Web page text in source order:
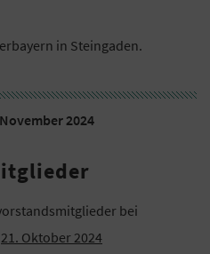
in Steingaden.
2024
bei
21. Oktober 2024